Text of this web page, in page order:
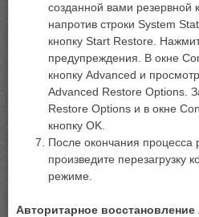
созданной вами резервной
напротив строки System
кнопку Start Restore.
предупреждения. В окне
кнопку Advanced и
Advanced Restore Options.
Restore Options и в окне
кнопку OK.
После окончания процесса
произведите перезагрузку
режиме.
Авторитарное